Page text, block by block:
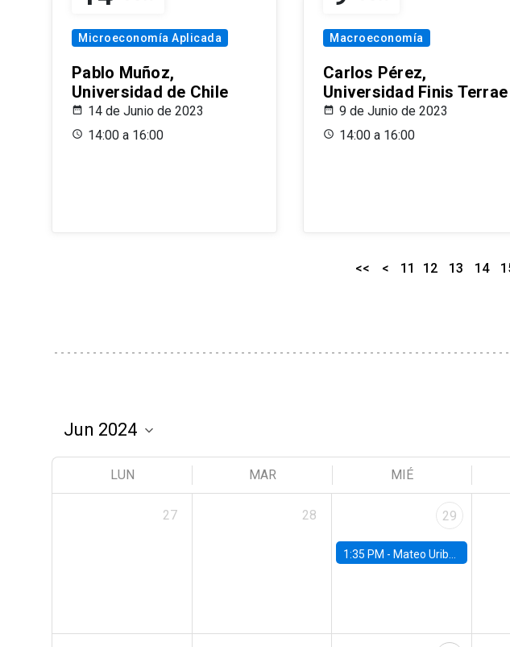
Microeconomía Aplicada
Pablo Muñoz,
Universidad de Chile
14 de Junio de 2023
14:00 a 16:00
Macroeconomía
Carlos Pérez,
Universidad Finis Terrae
9 de Junio de 2023
14:00 a 16:00
<< < 11 12 13 14
LUN MAR MIÉ
27 28 29
1:35 PM - Mateo Uribe-Castro, Universidad de los Andes (Colombia)